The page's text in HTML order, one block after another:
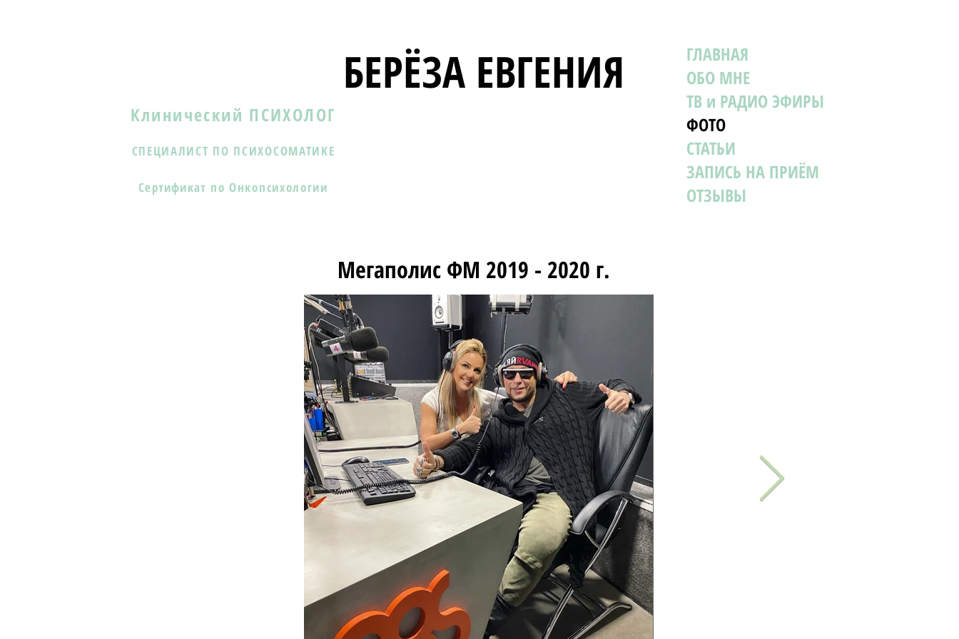
Клинический ПСИХОЛОГ
СПЕЦИАЛИСТ ПО ПСИХОСОМАТИКЕ
Сертификат по Онкопсихологии
БЕРЁЗА ЕВГЕНИЯ
ГЛАВНАЯ
ОБО МНЕ
ТВ и РАДИО ЭФИРЫ
ФОТО
СТАТЬИ
ЗАПИСЬ НА ПРИЁМ
ОТЗЫВЫ
Мегаполис ФМ 2019 - 2020 г.